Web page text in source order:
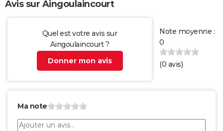
Avis sur Aingoulaincourt
Quel est votre avis sur
Aingoulaincourt ?
Donner mon avis
Note moyenne :
0
(0 avis)
Ma note